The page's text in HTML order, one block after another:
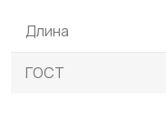
Длина
ГОСТ